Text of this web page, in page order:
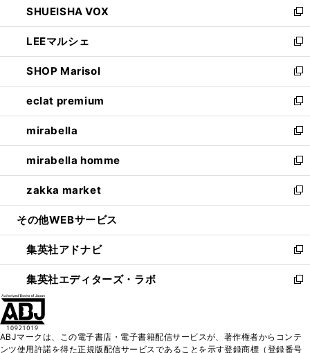
で
開
く
ド
ウ
で
開
く
ィ
ン
ド
ウ
で
開
く
い
ウ
ィ
ン
ド
ウ
で
開
く
SHUEISHA VOX
新
し
い
ウ
ィ
ン
ド
ウ
で
開
く
LEEマルシェ
新
し
い
ウ
ィ
ン
ド
ウ
で
開
く
SHOP Marisol
新
し
い
ウ
ィ
ン
ド
ウ
で
開
eclat premium
新
し
い
ウ
ィ
ン
ド
ウ
開
く
mirabella
新
し
い
ウ
ィ
ン
ウ
で
開
く
mirabella homme
新
し
い
ウ
ン
ド
ウ
で
zakka market
新
し
ウ
ィ
ン
ド
く
その他WEBサービス
集英社アドナビ
新
し
い
ド
集英社エディターズ・ラボ
新
ィ
ABJマークは、この電子書店・電子書籍配信サービスが、著作権者からコンテ
ンツ使用許諾を得た正規版配信サービスであることを示す登録商標（登録番号